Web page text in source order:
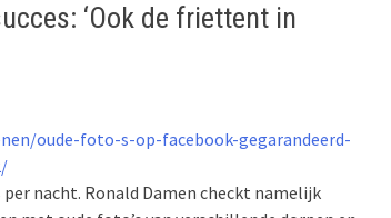
‘Ook de friettent in
oude-foto-s-op-facebook-gegarandeerd-
nacht. Ronald Damen checkt namelijk